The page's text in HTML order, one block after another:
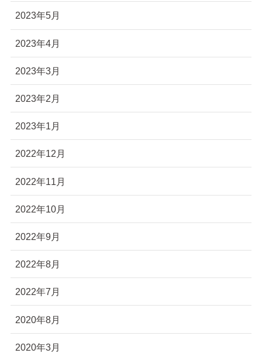
2023年5月
2023年4月
2023年3月
2023年2月
2023年1月
2022年12月
2022年11月
2022年10月
2022年9月
2022年8月
2022年7月
2020年8月
2020年3月